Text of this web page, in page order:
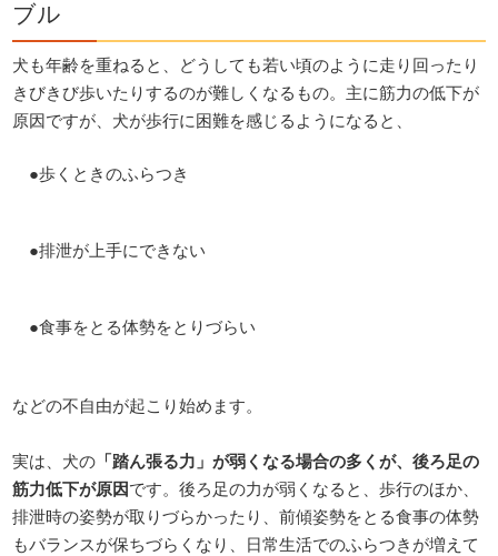
ブル
犬も年齢を重ねると、どうしても若い頃のように走り回ったり
きびきび歩いたりするのが難しくなるもの。主に筋力の低下が
原因ですが、犬が歩行に困難を感じるようになると、
●歩くときのふらつき
●排泄が上手にできない
●食事をとる体勢をとりづらい
などの不自由が起こり始めます。
実は、犬の 「踏ん張る力」が弱くなる場合の多くが、後ろ足の
筋力低下が原因です。後ろ足の力が弱くなると、歩行のほか、
排泄時の姿勢が取りづらかったり、前傾姿勢をとる食事の体勢
もバランスが保ちづらくなり、日常生活でのふらつきが増えて